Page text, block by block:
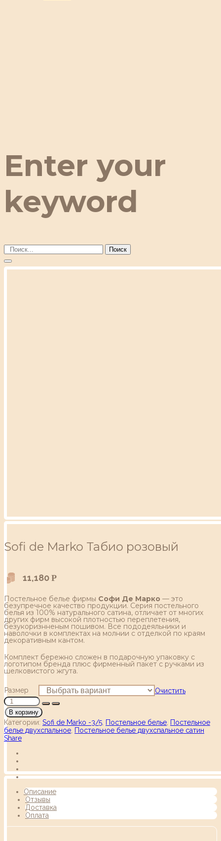
Enter your
keyword
Поиск
Sofi de Marko Табио розовый
11,180 Р
Постельное белье фирмы Софи Де Марко — это
безупречное качество продукции. Серия постельного
белья из 100% натурального сатина, отличает от многих
других фирм высокой плотностью переплетения,
безукоризнненым пошивом. Все пододеяльники и
наволочки в комплектах на молнии с отделкой по краям
декоративным кантом.
Комплект бережно сложен в подарочную упаковку с
логотипом бренда плюс фирменный пакет с ручками из
шелковистого жгута.
Размер Очистить
В корзину
Категории: Sofi de Marko -3/5 Постельное белье Постельное
белье двухспальное Постельное белье двухспальное сатин
Share
Описание
Отзывы
Доставка
Оплата